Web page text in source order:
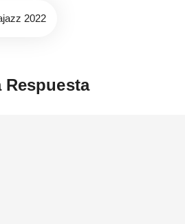
2022
Respuesta